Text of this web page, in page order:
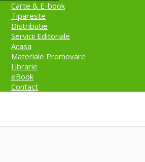
Carte & E-book
Tipareste
Distributie
Servicii Editoriale
Acasa
Materiale Promovare
Librarie
eBook
Contact